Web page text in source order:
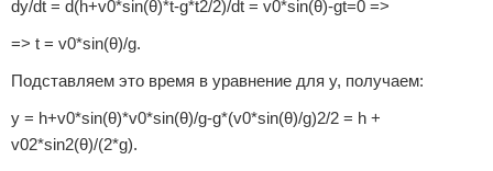
dy/dt = d(h+v0*sin(θ)*t-g*t2/2)/dt = v0*sin(θ)-gt=0 =>
=> t = v0*sin(θ)/g.
Подставляем это время в уравнение для y, получаем:
y = h+v0*sin(θ)*v0*sin(θ)/g-g*(v0*sin(θ)/g)2/2 = h +
v02*sin2(θ)/(2*g).